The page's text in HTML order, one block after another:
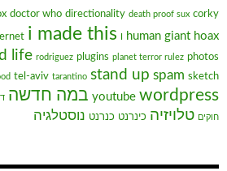
corky
death proof sux
directionality
doctor who
hoax
human giant
i made this
photos
planet terror rulez
plugins
rodriguez
life
sketch
spam
stand up
tarantino
tel-aviv
wordpress
youtube במה חדשה
חוקים טלויזיה כינרנט כנרנט נוסטלגיה